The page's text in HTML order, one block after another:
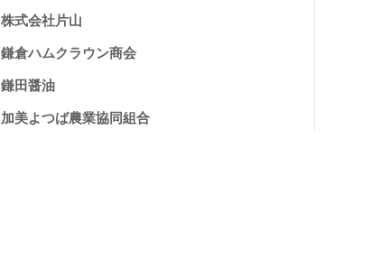
株式会社片山
鎌倉ハムクラウン商会
鎌田醤油
加美よつば農業協同組合